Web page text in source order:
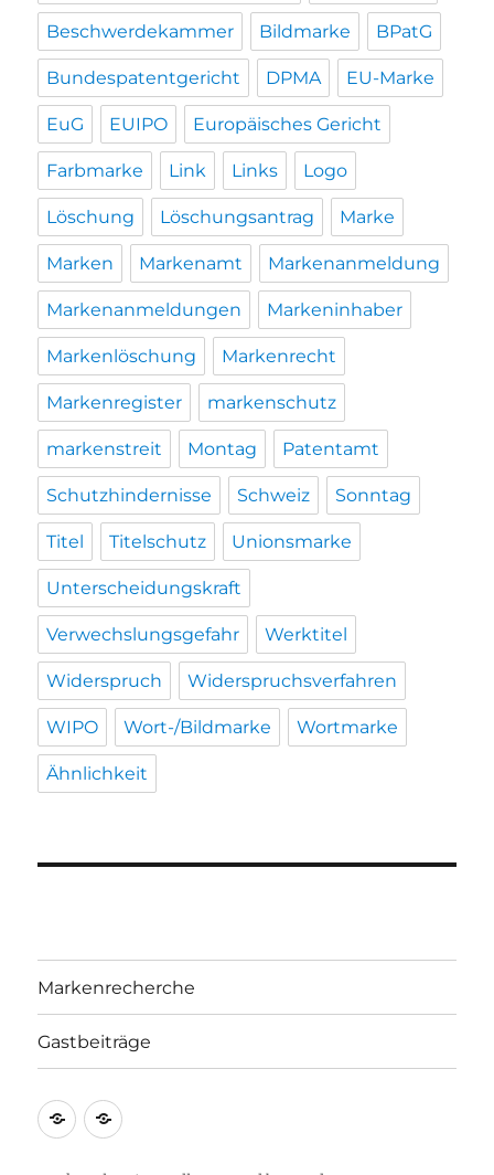
Beschwerdekammer Bildmarke BPatG
Bundespatentgericht DPMA EU-Marke
EuG EUIPO Europäisches Gericht
Farbmarke Link Links Logo
Löschung Löschungsantrag Marke
Marken Markenamt Markenanmeldung
Markenanmeldungen Markeninhaber
Markenlöschung Markenrecht
Markenregister markenschutz
markenstreit Montag Patentamt
Schutzhindernisse Schweiz Sonntag
Titel Titelschutz Unionsmarke
Unterscheidungskraft
Verwechslungsgefahr Werktitel
Widerspruch Widerspruchsverfahren
WIPO Wort-/Bildmarke Wortmarke
Ähnlichkeit
Markenrecherche
Gastbeiträge
Markenrecherche
Gastbeiträge